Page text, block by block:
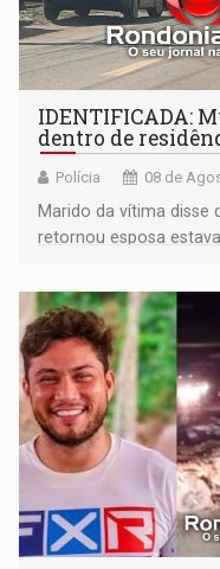
IDENTIFICADA:
dentro de
Polícia 08 de
Marido da vítima disse
retornou esposa